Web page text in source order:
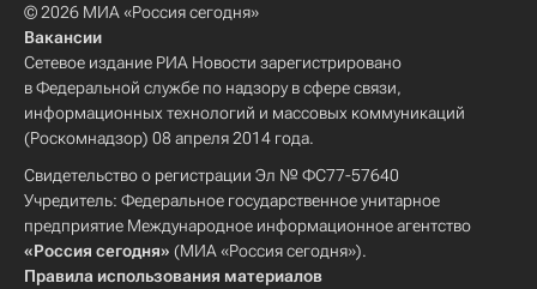
© 2026 МИА «Россия сегодня»
Вакансии
Сетевое издание РИА Новости зарегистрировано
в Федеральной службе по надзору в сфере связи,
информационных технологий и массовых коммуникаций
(Роскомнадзор) 08 апреля 2014 года.
Свидетельство о регистрации Эл № ФС77-57640
Учредитель: Федеральное государственное унитарное
предприятие Международное информационное агентство
«Россия сегодня» (МИА «Россия сегодня»).
Правила использования материалов